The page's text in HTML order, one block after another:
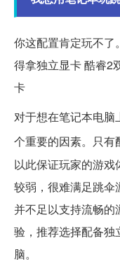
你这配置肯定玩不
得拿独立显卡 酷睿2
卡
对于想在笔记本电
个重要的因素。只
以此保证玩家的游
较弱，很难满足跳伞
并不足以支持流畅
验，推荐选择配备
脑。